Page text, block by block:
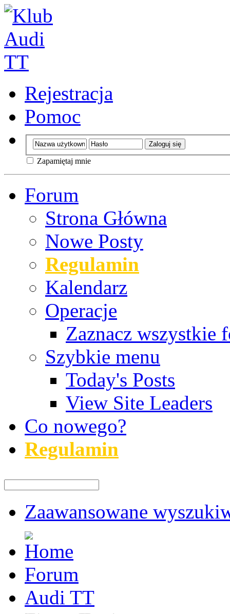
Rejestracja
Pomoc
Zapamiętaj mnie
Forum
Strona Główna
Nowe Posty
Regulamin
Kalendarz
Operacje
Zaznacz wszystkie
Szybkie menu
Today's Posts
View Site Leaders
Co nowego?
Regulamin
Zaawansowane
Forum
Audi TT